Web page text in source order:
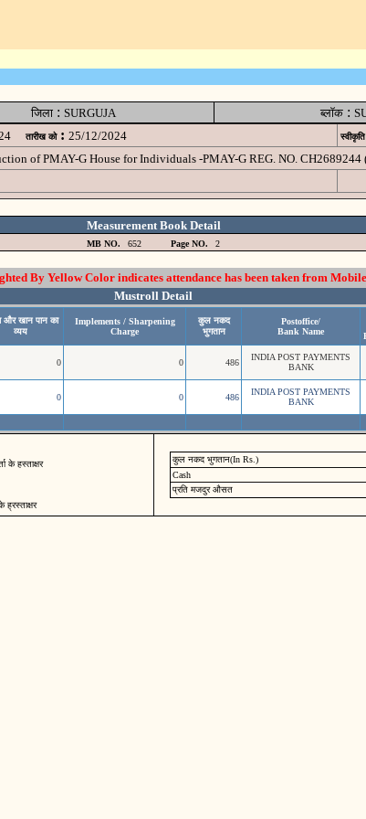
जिला : SURGUJA ब्लॉक :
तारीख को : 25/12/2024
of PMAY-G House for Individuals -PMAY-G REG. NO.
Measurement Book Detail
MB NO. 652 Page NO. 2
By Yellow Color indicates attendance has been taken from
Mustroll Detail
और खान पान का
व्यय
Implements / Sharpening
Charge
कुल नकद
भुगतान
Postoffice/
Bank Name
0 0 486
INDIA POST PAYMENTS
BANK
0 0 486
INDIA POST PAYMENTS
BANK
के हस्ताक्षर
ह्रस्ताक्षर
कुल नकद भुगतान(In Rs.)
Cash
प्रति मजदुर औसत